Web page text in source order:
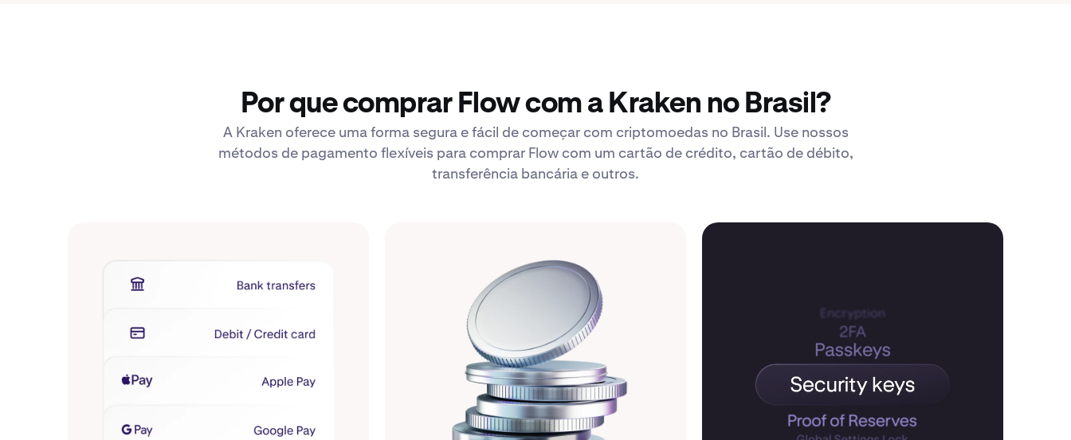
Por que comprar Flow com a Kraken no Brasil?
A Kraken oferece uma forma segura e fácil de começar com criptomoedas no Brasil. Use nossos
métodos de pagamento flexíveis para comprar Flow com um cartão de crédito, cartão de débito,
transferência bancária e outros.